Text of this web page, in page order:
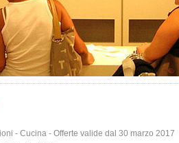
- Cucina - Offerte valide dal 30 marzo 2017